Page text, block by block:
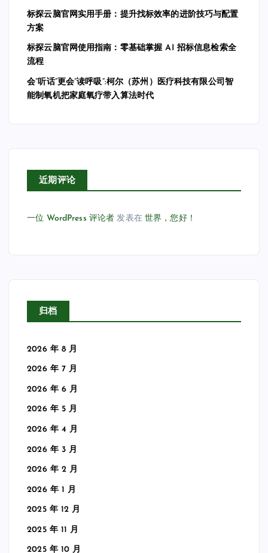
标探云脑官网实用手册：提升找标效率的进阶技巧与配置
方案
标探云脑官网使用指南：零基础掌握 AI 招标信息检索全
流程
会”听话”更会”读呼吸”:柯尔（苏州）医疗科技有限公司智
能制氧机把家庭氧疗带入算法时代
近期评论
一位 WordPress 评论者 发表在世界，您好！
归档
2026 年 8 月
2026 年 7 月
2026 年 6 月
2026 年 5 月
2026 年 4 月
2026 年 3 月
2026 年 2 月
2026 年 1 月
2025 年 12 月
2025 年 11 月
2025 年 10 月